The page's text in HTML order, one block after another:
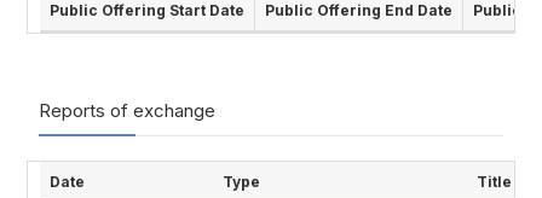
Public Offering Start Date Public Offering End Date Public
Reports of exchange
Date Type Title